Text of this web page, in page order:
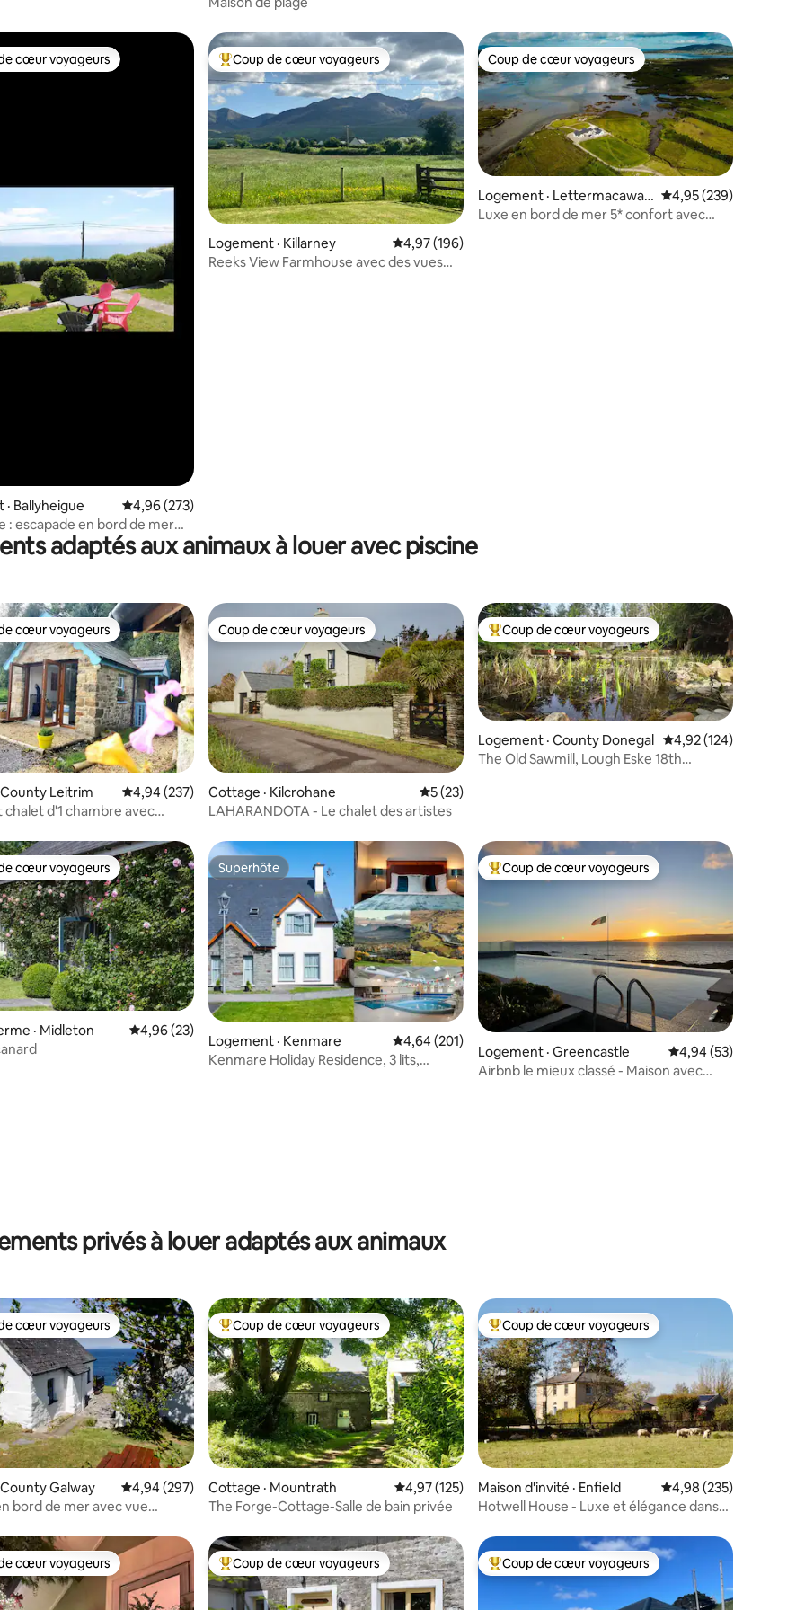
5, 229 commentaires
cœur voyageurs parmi les plus aimés
cœur voyageurs
Ballyheigue Note moyenne de 4,96 sur 5, 273 commentaires
4,96 (273)
: escapade en bord de mer
moderne
Coup de cœur voyageurs parmi les plus aimés
Coup de cœur voyageurs
Logement · Killarney Note moyenne de 4,97 sur 5, 196 commentaires
4,97 (196)
Reeks View Farmhouse avec des vues
Coup de cœur voyageurs
Coup de cœur voyageurs
Logement · Lettermacawar
d
Note moyenne de
4,95 (239)
Luxe en bord de mer 5* confort avec
adaptés aux animaux à louer avec piscine
sur 5, 21 commentaires
cœur voyageurs parmi les plus aimés
cœur voyageurs
Leitrim Note moyenne de 4,94 sur 5, 237 commentaires
4,94 (237)
d'1 chambre avec
Coup de cœur voyageurs
Coup de cœur voyageurs
Cottage · Kilcrohane Note moyenne de 5 sur 5, 23 commentaires
5 (23)
LAHARANDOTA - Le chalet des artistes
Coup de cœur voyageurs parmi les plus aimés
Coup de cœur voyageurs
Logement · County Donegal Note moyenne de
4,92 (124)
The Old Sawmill, Lough Eske 18th
sur 5, 7 commentaires
cœur voyageurs parmi les plus aimés
cœur voyageurs
· Midleton Note moyenne de 4,96 sur 5, 23 commentaires
4,96 (23)
Superhôte
Superhôte
Logement · Kenmare Note moyenne de 4,64 sur 5, 201 commentaires
4,64 (201)
Kenmare Holiday Residence, 3 lits,
Coup de cœur voyageurs parmi les plus aimés
Coup de cœur voyageurs
Logement · Greencastle Note moyenne de
4,94 (53)
Airbnb le mieux classé - Maison avec
privés à louer adaptés aux animaux
5, 363 commentaires
cœur voyageurs parmi les plus aimés
cœur voyageurs
Galway Note moyenne de 4,94 sur 5, 297 commentaires
4,94 (297)
bord de mer avec vue
Coup de cœur voyageurs parmi les plus aimés
Coup de cœur voyageurs
Cottage · Mountrath Note moyenne de 4,97 sur 5, 125 commentaires
4,97 (125)
The Forge-Cottage-Salle de bain privée
Coup de cœur voyageurs parmi les plus aimés
Coup de cœur voyageurs
Maison d'invité · Enfield Note moyenne de
4,98 (235)
Hotwell House - Luxe et élégance dans
cœur voyageurs parmi les plus aimés
cœur voyageurs Coup de cœur voyageurs parmi les plus aimés
Coup de cœur voyageurs Coup de cœur voyageurs parmi les plus aimés
Coup de cœur voyageurs